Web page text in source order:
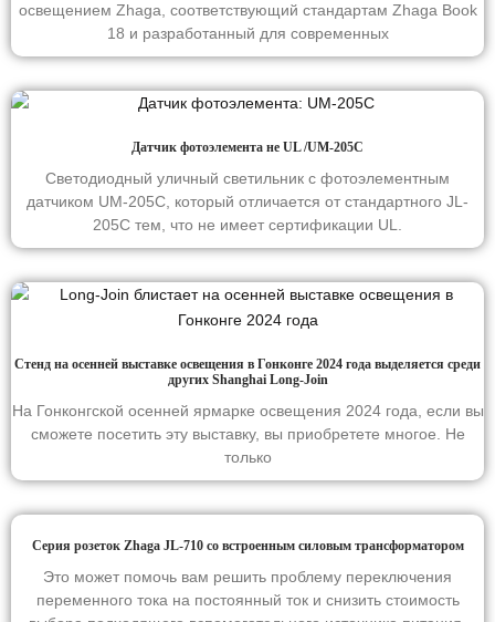
освещением Zhaga, соответствующий стандартам Zhaga Book
18 и разработанный для современных
Датчик фотоэлемента не UL /UM-205C
Светодиодный уличный светильник с фотоэлементным
датчиком UM-205C, который отличается от стандартного JL-
205C тем, что не имеет сертификации UL.
Стенд на осенней выставке освещения в Гонконге 2024 года выделяется среди
других Shanghai Long-Join
На Гонконгской осенней ярмарке освещения 2024 года, если вы
сможете посетить эту выставку, вы приобретете многое. Не
только
Серия розеток Zhaga JL-710 со встроенным силовым трансформатором
Это может помочь вам решить проблему переключения
переменного тока на постоянный ток и снизить стоимость